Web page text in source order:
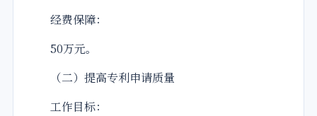
经费保障：
50万元。
（二）提高专利申请质量
工作目标：